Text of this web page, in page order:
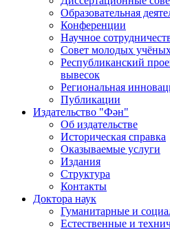
Образовательная
Конференции
Научное
Совет молодых
Республиканский
вывесок
Региональная
Публикации
Издательство "Фән"
Об издательстве
Историческая справка
Оказываемые услуги
Издания
Структура
Контакты
Доктора наук
Гуманитарные и
Естественные и